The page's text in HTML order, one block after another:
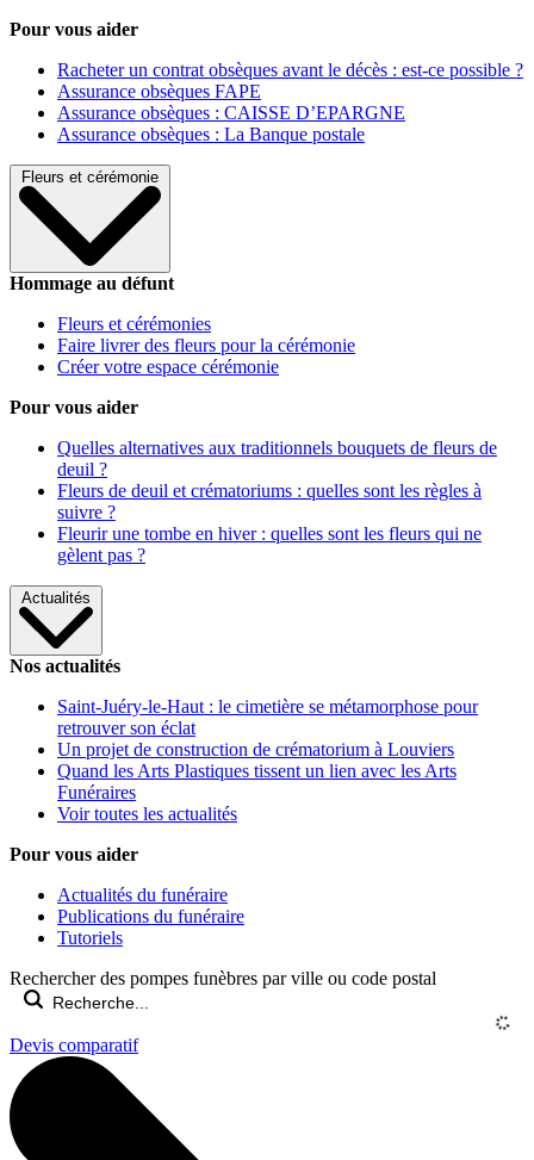
Pour vous aider
Racheter un contrat obsèques avant le décès : est-ce possible ?
Assurance obsèques FAPE
Assurance obsèques : CAISSE D’EPARGNE
Assurance obsèques : La Banque postale
Fleurs et cérémonie
Hommage au défunt
Fleurs et cérémonies
Faire livrer des fleurs pour la cérémonie
Créer votre espace cérémonie
Pour vous aider
Quelles alternatives aux traditionnels bouquets de fleurs de
deuil ?
Fleurs de deuil et crématoriums : quelles sont les règles à
suivre ?
Fleurir une tombe en hiver : quelles sont les fleurs qui ne
gèlent pas ?
Actualités
Nos actualités
Saint-Juéry-le-Haut : le cimetière se métamorphose pour
retrouver son éclat
Un projet de construction de crématorium à Louviers
Quand les Arts Plastiques tissent un lien avec les Arts
Funéraires
Voir toutes les actualités
Pour vous aider
Actualités du funéraire
Publications du funéraire
Tutoriels
Rechercher des pompes funèbres par ville ou code postal
Devis comparatif